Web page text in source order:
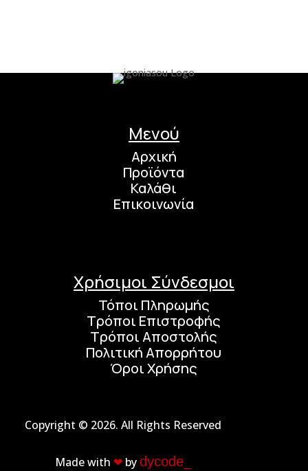
Μενού
Αρχική
Προϊόντα
Καλάθι
Επικοινωνία
Χρήσιμοι Σύνδεσμοι
Τόποι Πληρωμής
Τρόποι Επιστροφής
Τρόποι Αποστολής
Πολιτική Απορρήτου
Όροι Χρήσης
Copyright © 2026. All Rights Reserved
Made with ❤︎ bydycode_